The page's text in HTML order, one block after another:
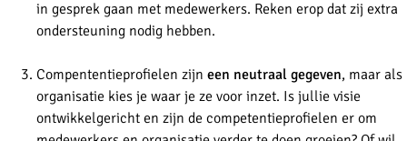
in gesprek gaan met medewerkers. Reken erop dat zij extra
ondersteuning nodig hebben.
Compententieprofielen zijn een neutraal gegeven, maar als
organisatie kies je waar je ze voor inzet. Is jullie visie
ontwikkelgericht en zijn de competentieprofielen er om